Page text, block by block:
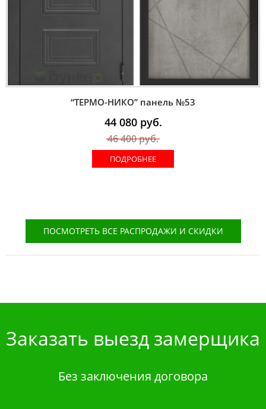
“ТЕРМО-НИКО” панель №53
44 080руб.
46 400руб.
ПОДРОБНЕЕ
ПОСМОТРЕТЬ ВСЕ РАСПРОДАЖИ И СКИДКИ
Заказать выезд замерщика
Без заключения договора